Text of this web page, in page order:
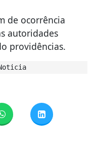
de ocorrência
autoridades
providências.